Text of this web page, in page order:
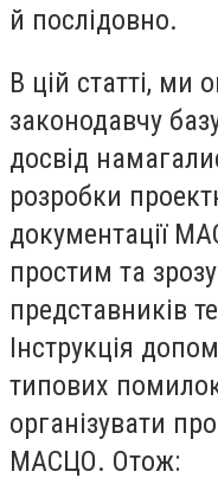
й послідовно.
В цій статті, ми
законодавчу
досвід
розробки
документації
простим та
представників
Інструкція
типових
організувати
МАСЦО. Отож: